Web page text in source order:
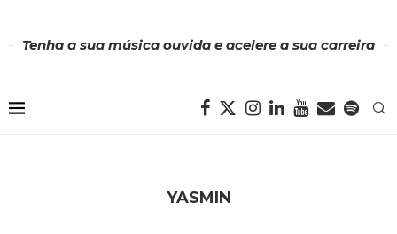
Tenha a sua música ouvida e acelere a sua carreira
YASMIN